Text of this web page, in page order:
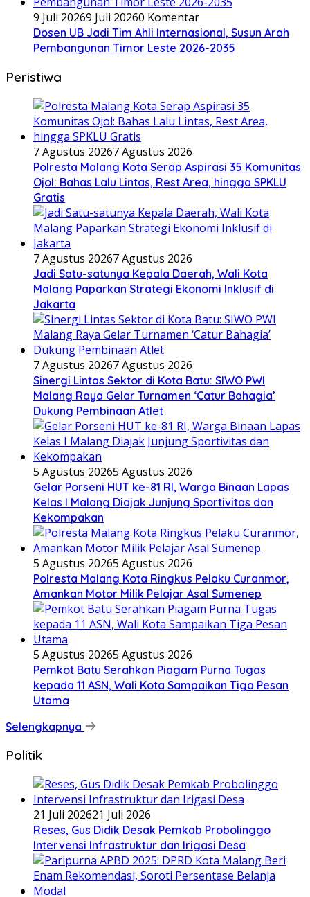
9 Juli 20269 Juli 20260 Komentar
Dosen UB Jadi Tim Ahli Internasional, Susun Arah
Pembangunan Timor Leste 2026-2035
Peristiwa
7 Agustus 20267 Agustus 2026
Polresta Malang Kota Serap Aspirasi 35 Komunitas
Ojol: Bahas Lalu Lintas, Rest Area, hingga SPKLU
Gratis
7 Agustus 20267 Agustus 2026
Jadi Satu-satunya Kepala Daerah, Wali Kota
Malang Paparkan Strategi Ekonomi Inklusif di
Jakarta
7 Agustus 20267 Agustus 2026
Sinergi Lintas Sektor di Kota Batu: SIWO PWI
Malang Raya Gelar Turnamen ‘Catur Bahagia’
Dukung Pembinaan Atlet
5 Agustus 20265 Agustus 2026
Gelar Porseni HUT ke-81 RI, Warga Binaan Lapas
Kelas I Malang Diajak Junjung Sportivitas dan
Kekompakan
5 Agustus 20265 Agustus 2026
Polresta Malang Kota Ringkus Pelaku Curanmor,
Amankan Motor Milik Pelajar Asal Sumenep
5 Agustus 20265 Agustus 2026
Pemkot Batu Serahkan Piagam Purna Tugas
kepada 11 ASN, Wali Kota Sampaikan Tiga Pesan
Utama
Selengkapnya
Politik
21 Juli 202621 Juli 2026
Reses, Gus Didik Desak Pemkab Probolinggo
Intervensi Infrastruktur dan Irigasi Desa